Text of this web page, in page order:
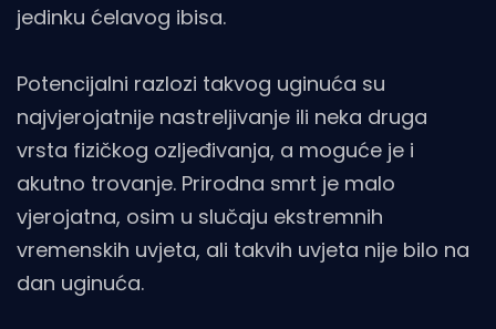
jedinku ćelavog ibisa.
Potencijalni razlozi takvog uginuća su
najvjerojatnije nastreljivanje ili neka druga
vrsta fizičkog ozljeđivanja, a moguće je i
akutno trovanje. Prirodna smrt je malo
vjerojatna, osim u slučaju ekstremnih
vremenskih uvjeta, ali takvih uvjeta nije bilo na
dan uginuća.